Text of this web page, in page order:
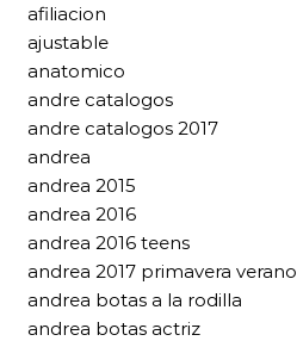
afiliacion
ajustable
anatomico
andre catalogos
andre catalogos 2017
andrea
andrea 2015
andrea 2016
andrea 2016 teens
andrea 2017 primavera verano
andrea botas a la rodilla
andrea botas actriz